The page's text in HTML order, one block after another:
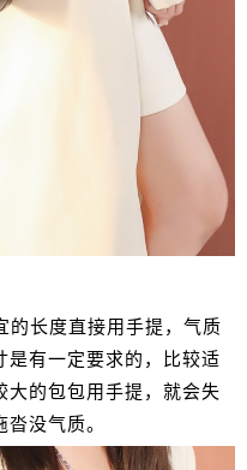
的长度直接用手提，气质
是有一定要求的，比较适
大的包包用手提，就会失
没气质。